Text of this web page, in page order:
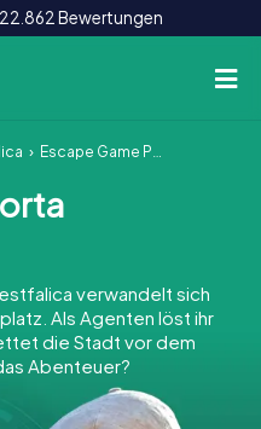
Bewertungen
Escape Game Porta Westfalica
verwandelt sich
Als Agenten löst ihr
die Stadt vor dem
Abenteuer?